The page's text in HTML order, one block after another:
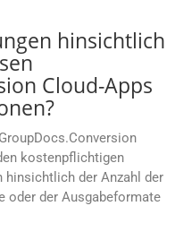
hinsichtlich
Cloud-Apps
kostenpflichtigen
hinsichtlich der Anzahl der
oder der Ausgabeformate